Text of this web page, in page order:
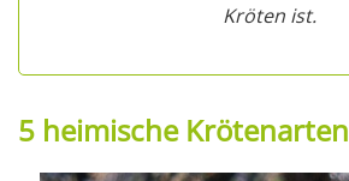
Kröten ist.
5 heimische Krötenarten